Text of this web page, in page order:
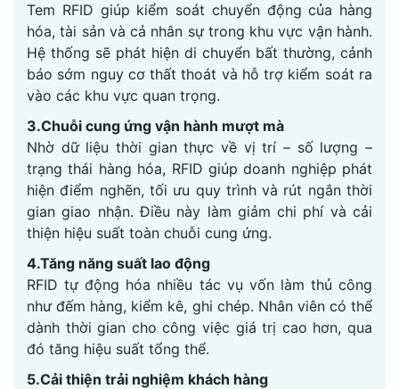
Tem RFID giúp kiểm soát chuyển động của hàng
hóa, tài sản và cả nhân sự trong khu vực vận hành.
Hệ thống sẽ phát hiện di chuyển bất thường, cảnh
báo sớm nguy cơ thất thoát và hỗ trợ kiểm soát ra
vào các khu vực quan trọng.
3.Chuỗi cung ứng vận hành mượt mà
Nhờ dữ liệu thời gian thực về vị trí – số lượng –
trạng thái hàng hóa, RFID giúp doanh nghiệp phát
hiện điểm nghẽn, tối ưu quy trình và rút ngắn thời
gian giao nhận. Điều này làm giảm chi phí và cải
thiện hiệu suất toàn chuỗi cung ứng.
4.Tăng năng suất lao động
RFID tự động hóa nhiều tác vụ vốn làm thủ công
như đếm hàng, kiểm kê, ghi chép. Nhân viên có thể
dành thời gian cho công việc giá trị cao hơn, qua
đó tăng hiệu suất tổng thể.
5.Cải thiện trải nghiệm khách hàng